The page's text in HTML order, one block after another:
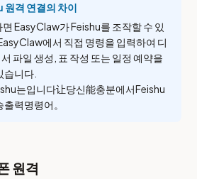
격 연결의 차이
EasyClaw가 Feishu를 조작할 수 있
에서 직접 명령을 입력하여 디
파일 생성, 표 작성 또는 일정 예약을
습니다.
는입니다让당신能충분에서Feishu
력명령어。
원격